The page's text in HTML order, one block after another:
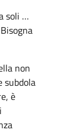
soli …
non
subdola
è